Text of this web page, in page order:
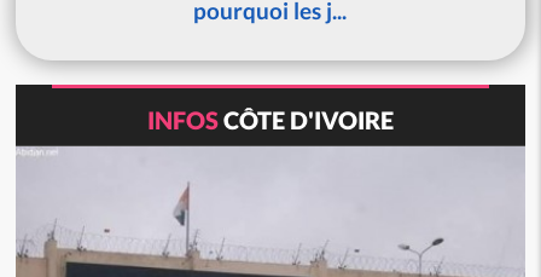
pourquoi les j...
INFOSCÔTE D'IVOIRE